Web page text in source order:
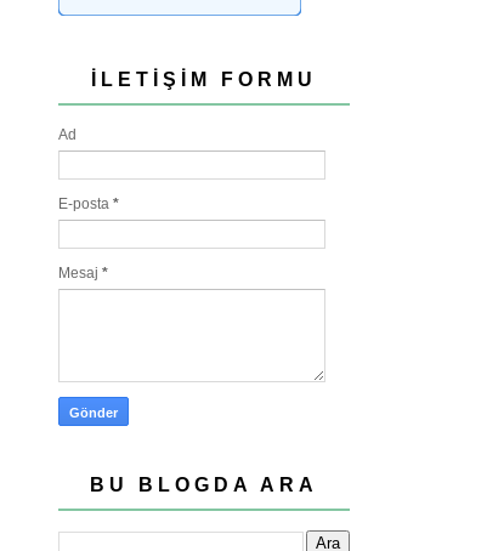
İLETIŞIM FORMU
Ad
E-posta *
Mesaj *
BU BLOGDA ARA